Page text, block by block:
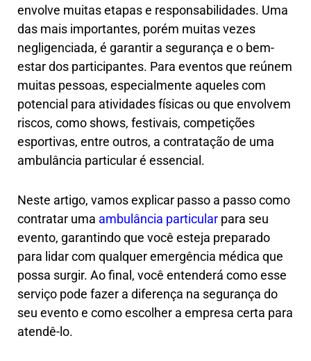
envolve muitas etapas e responsabilidades. Uma
das mais importantes, porém muitas vezes
negligenciada, é garantir a segurança e o bem-
estar dos participantes. Para eventos que reúnem
muitas pessoas, especialmente aqueles com
potencial para atividades físicas ou que envolvem
riscos, como shows, festivais, competições
esportivas, entre outros, a contratação de uma
ambulância particular é essencial.
Neste artigo, vamos explicar passo a passo como
contratar uma ambulância particular para seu
evento, garantindo que você esteja preparado
para lidar com qualquer emergência médica que
possa surgir. Ao final, você entenderá como esse
serviço pode fazer a diferença na segurança do
seu evento e como escolher a empresa certa para
atendê-lo.